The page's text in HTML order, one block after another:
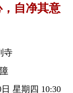
自净其意
寺
星期四 10:30